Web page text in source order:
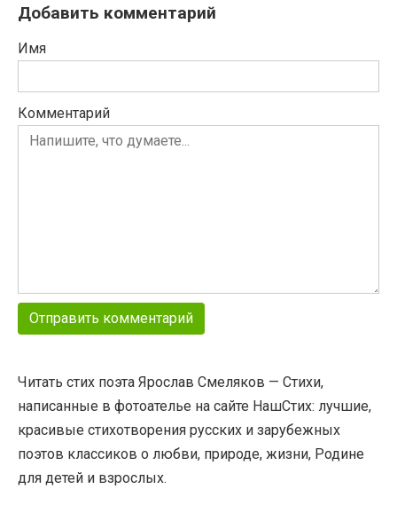
Добавить комментарий
Имя
Комментарий
Читать стих поэта Ярослав Смеляков — Стихи,
написанные в фотоателье на сайте НашСтих: лучшие,
красивые стихотворения русских и зарубежных
поэтов классиков о любви, природе, жизни, Родине
для детей и взрослых.